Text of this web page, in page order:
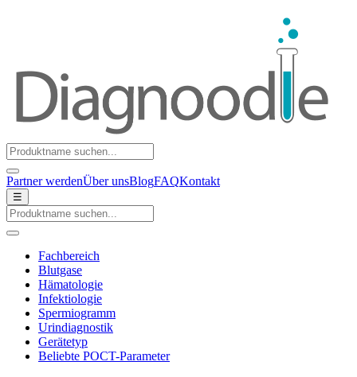
Partner werdenÜber unsBlogFAQKontakt
☰
Fachbereich
Blutgase
Hämatologie
Infektiologie
Spermiogramm
Urindiagnostik
Gerätetyp
Beliebte POCT-Parameter